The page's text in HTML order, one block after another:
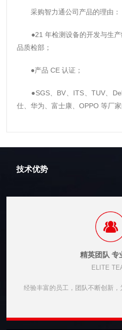
采购智力通公司产品的理由：
●21 年检测设备的开发与生产
品质检部；
●产品 CE 认证；
●SGS、BV、ITS、TUV、
仕、华为、富士康、OPPO 等厂家
技术优势
精英团队 专
ELITE
经验丰富的员工，团队不断创新